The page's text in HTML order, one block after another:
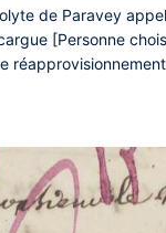
de Paravey
[Personne